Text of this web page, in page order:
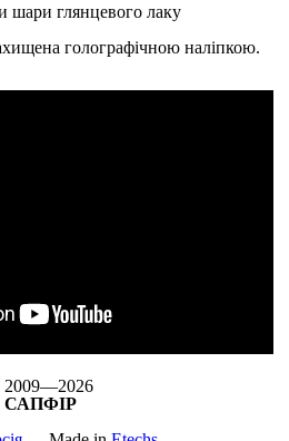
шари глянцевого лаку
голографічною наліпкою.
САПФІР